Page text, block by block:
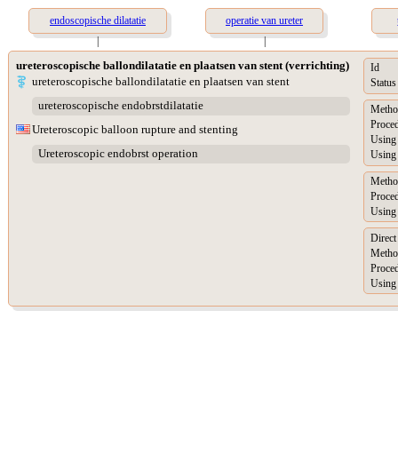
endoscopische dilatatie operatie van ureter
|
|
ureteroscopische ballondilatatie en plaatsen van stent (verrichting)
ureteroscopische ballondilatatie en plaatsen van stent
ureteroscopische endobrstdilatatie
Ureteroscopic balloon rupture and stenting
Ureteroscopic endobrst operation
Id
Status
Using
Using
Using
Direct
Using